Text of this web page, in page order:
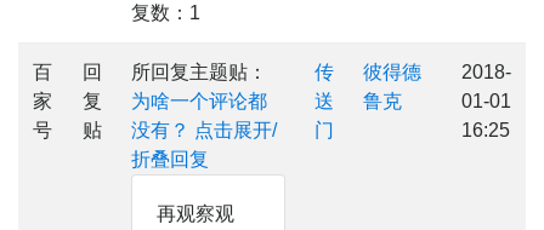
复数：1
百
家
号
回
复
贴
所回复主题贴：
为啥一个评论都
没有？ 点击展开/
折叠回复
再观察观
传
送
门
彼得德
鲁克
2018-
01-01
16:25